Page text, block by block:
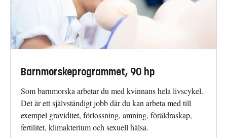
Barnmorskeprogrammet, 90 hp
Som barnmorska arbetar du med kvinnans hela livscykel.
Det är ett självständigt jobb där du kan arbeta med till
exempel graviditet, förlossning, amning, föräldraskap,
fertilitet, klimakterium och sexuell hälsa.